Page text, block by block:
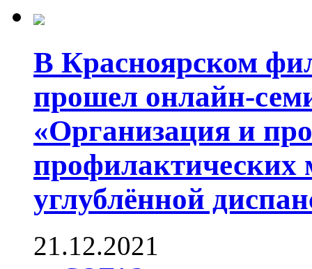
В Красноярском
прошел онлайн-
«Организация и
профилактических
углублённой
21.12.2021